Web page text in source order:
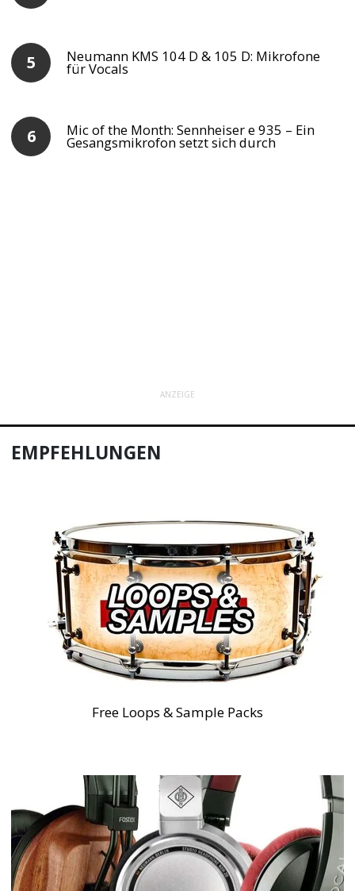
Neumann KMS 104 D & 105 D: Mikrofone
für Vocals
Mic of the Month: Sennheiser e 935 – Ein
Gesangsmikrofon setzt sich durch
ANZEIGE
EMPFEHLUNGEN
Free Loops & Sample Packs